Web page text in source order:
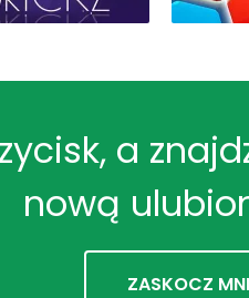
a
nową
ZASKOCZ